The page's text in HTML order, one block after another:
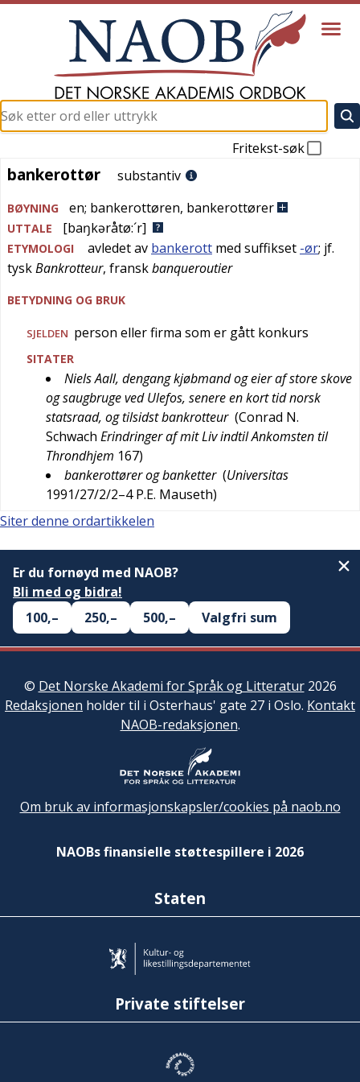
Fritekst-søk
bankerottør
bankerottør substantiv
BØYNING en; bankerottøren, bankerottører
UTTALE [baŋkəråtø:´r]
ETYMOLOGI avledet av bankerott med suffikset -ør; jf.
tyskBankrotteur, franskbanqueroutier
BETYDNING OG BRUK
SJELDEN person eller firma som er gått konkurs
SITATER
Niels Aall, dengang kjøbmand og eier af store skove
og saugbruge ved Ulefos, senere en kort tid norsk
statsraad, og tilsidst bankrotteur (Conrad N.
Schwach Erindringer af mit Liv indtil Ankomsten til
Throndhjem 167)
bankerottører og banketter (Universitas
1991/27/2/2–4 P.E. Mauseth)
Siter denne ordartikkelen
Er du fornøyd med NAOB?
Bli med og bidra!
100,–
250,– 500,– Valgfri sum
© Det Norske Akademi for Språk og Litteratur2026
Redaksjonen holder til i Osterhaus' gate 27 i Oslo. Kontakt
NAOB-redaksjonen.
Om bruk av informasjonskapsler/cookies på naob.no
NAOBs finansielle støttespillere i 2026
Staten
Private stiftelser